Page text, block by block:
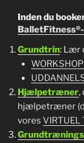
Inden du
Grundtrin: Lær
Hjælpetræner,
hjælpetræner
vores VIRTUEL